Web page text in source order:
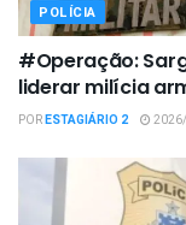
POLÍCIA
#Operação:
liderar milícia
PORESTAGIÁRIO 2